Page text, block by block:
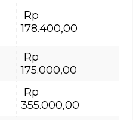
Rp
178.400,00
Rp
175.000,00
Rp
355.000,00